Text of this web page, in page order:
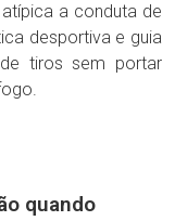
atípica a conduta de
desportiva e guia
tiros sem portar
quando